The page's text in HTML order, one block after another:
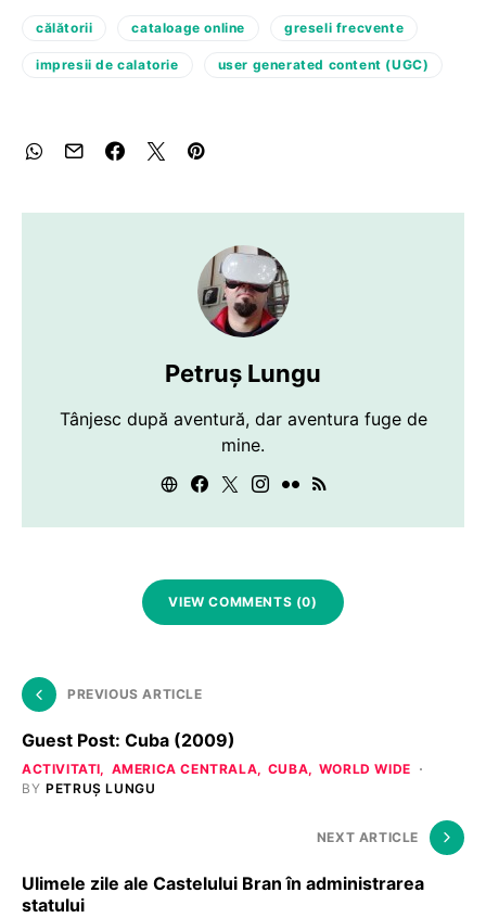
călătorii cataloage online greseli frecvente
impresii de calatorie user generated content (UGC)
Petruș Lungu
Tânjesc după aventură, dar aventura fuge de
mine.
VIEW COMMENTS (0)
PREVIOUS ARTICLE
Guest Post: Cuba (2009)
ACTIVITATI AMERICA CENTRALA CUBA
WORLD WIDE
BY PETRUȘ LUNGU
NEXT ARTICLE
Ulimele zile ale Castelului Bran în administrarea
statului